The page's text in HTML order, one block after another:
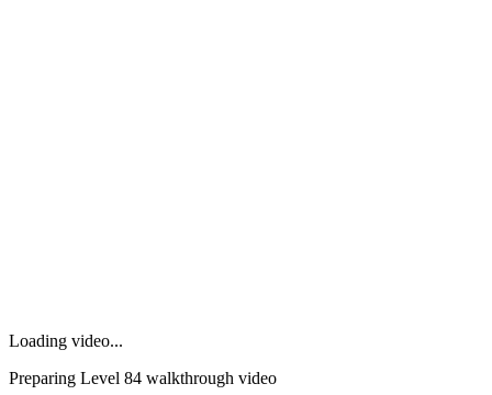
Loading video...
Preparing Level 84 walkthrough video